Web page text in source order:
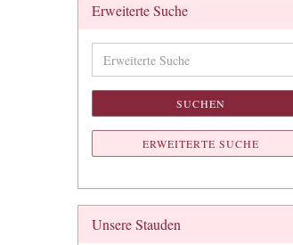
Erweiterte Suche
Suche
SUCHEN
ERWEITERTE SUCHE
Unsere Stauden